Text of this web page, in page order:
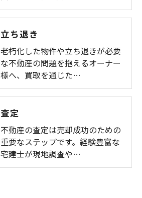
立ち退き
老朽化した物件や立ち退きが必要
な不動産の問題を抱えるオーナー
様へ、買取を通じた…
査定
不動産の査定は売却成功のための
重要なステップです。経験豊富な
宅建士が現地調査や…